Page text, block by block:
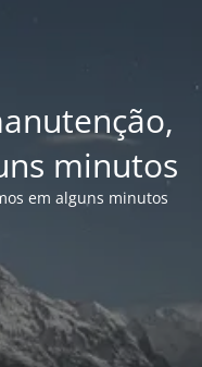
minutos
em alguns minutos